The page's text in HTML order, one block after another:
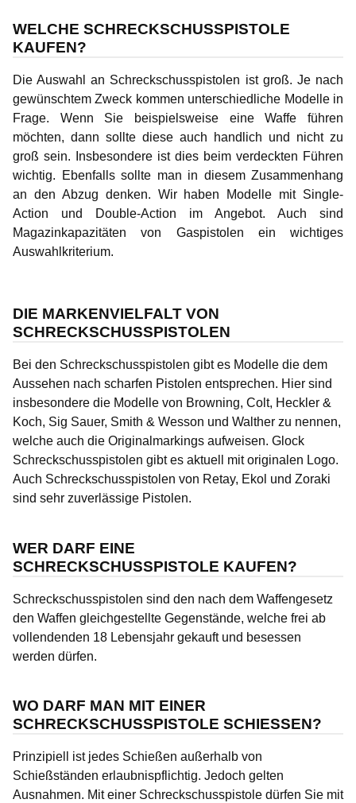
WELCHE SCHRECKSCHUSSPISTOLE
KAUFEN?
Die Auswahl an Schreckschusspistolen ist groß. Je nach
gewünschtem Zweck kommen unterschiedliche Modelle in
Frage. Wenn Sie beispielsweise eine Waffe führen
möchten, dann sollte diese auch handlich und nicht zu
groß sein. Insbesondere ist dies beim verdeckten Führen
wichtig. Ebenfalls sollte man in diesem Zusammenhang
an den Abzug denken. Wir haben Modelle mit Single-
Action und Double-Action im Angebot. Auch sind
Magazinkapazitäten von Gaspistolen ein wichtiges
Auswahlkriterium.
DIE MARKENVIELFALT VON
SCHRECKSCHUSSPISTOLEN
Bei den Schreckschusspistolen gibt es Modelle die dem
Aussehen nach scharfen Pistolen entsprechen. Hier sind
insbesondere die Modelle von Browning, Colt, Heckler &
Koch, Sig Sauer, Smith & Wesson und Walther zu nennen,
welche auch die Originalmarkings aufweisen. Glock
Schreckschusspistolen gibt es aktuell mit originalen Logo.
Auch Schreckschusspistolen von Retay, Ekol und Zoraki
sind sehr zuverlässige Pistolen.
WER DARF EINE
SCHRECKSCHUSSPISTOLE KAUFEN?
Schreckschusspistolen sind den nach dem Waffengesetz
den Waffen gleichgestellte Gegenstände, welche frei ab
vollendenden 18 Lebensjahr gekauft und besessen
werden dürfen.
WO DARF MAN MIT EINER
SCHRECKSCHUSSPISTOLE SCHIESSEN?
Prinzipiell ist jedes Schießen außerhalb von
Schießständen erlaubnispflichtig. Jedoch gelten
Ausnahmen. Mit einer Schreckschusspistole dürfen Sie mit